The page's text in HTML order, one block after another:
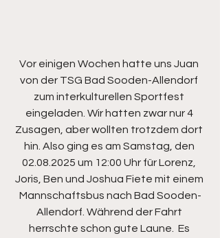
Vor einigen Wochen hatte uns Juan
von der TSG Bad Sooden-Allendorf
zum interkulturellen Sportfest
eingeladen. Wir hatten zwar nur 4
Zusagen, aber wollten trotzdem dort
hin. Also ging es am Samstag, den
02.08.2025 um 12:00 Uhr für Lorenz,
Joris, Ben und Joshua Fiete mit einem
Mannschaftsbus nach Bad Sooden-
Allendorf. Während der Fahrt
herrschte schon gute Laune.  Es